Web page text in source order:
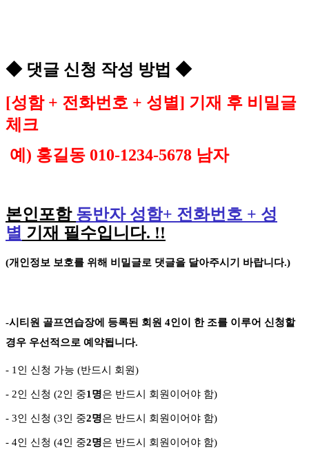
◆ 댓글 신청 작성 방법 ◆
[성함 + 전화번호 + 성별] 기재 후 비밀글
체크
예 ) 홍길동 010-1234-5678 남자
본인포함 동반자 성함+ 전화번호 + 성
별 기재 필수입니다. !!
(개인정보 보호를 위해 비밀글로 댓글을 달아주시기 바랍니다.)
-시티원 골프연습장에 등록된 회원 4인이 한 조를 이루어 신청할
경우 우선적으로 예약됩니다.
- 1인 신청 가능 (반드시 회원)
- 2인 신청 (2인 중1명은 반드시 회원이어야 함)
- 3인 신청 (3인 중2명은 반드시 회원이어야 함)
- 4인 신청 (4인 중2명은 반드시 회원이어야 함)